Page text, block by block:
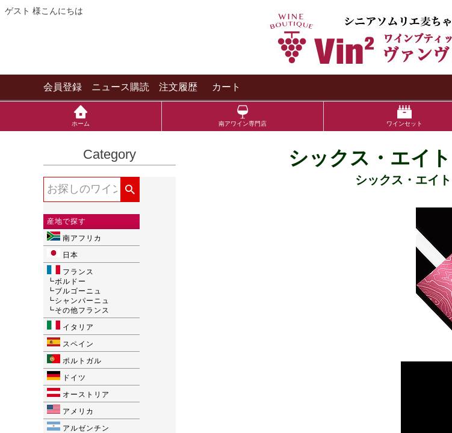
ゲスト 様こんにちは
会員登録 ニュース購読 注文履歴 カート
ホーム 南アワイン専門店 ワインセット
Category
産地で探す
南アフリカ
日本
フランス
┗ボルドー
┗ブルゴーニュ
┗シャンパーニュ
┗その他フランス
イタリア
スペイン
ポルトガル
ドイツ
オーストリア
アメリカ
アルゼンチン
シックス・エイ
シックス・エイ